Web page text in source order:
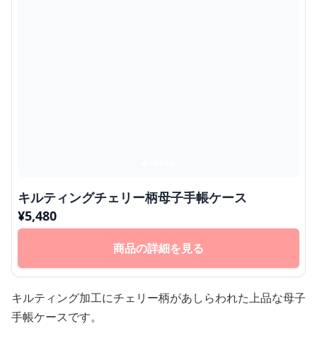
キルティングチェリー柄母子手帳ケース
¥5,480
商品の詳細を見る
キルティング加工にチェリー柄があしらわれた上品な母子
手帳ケースです。